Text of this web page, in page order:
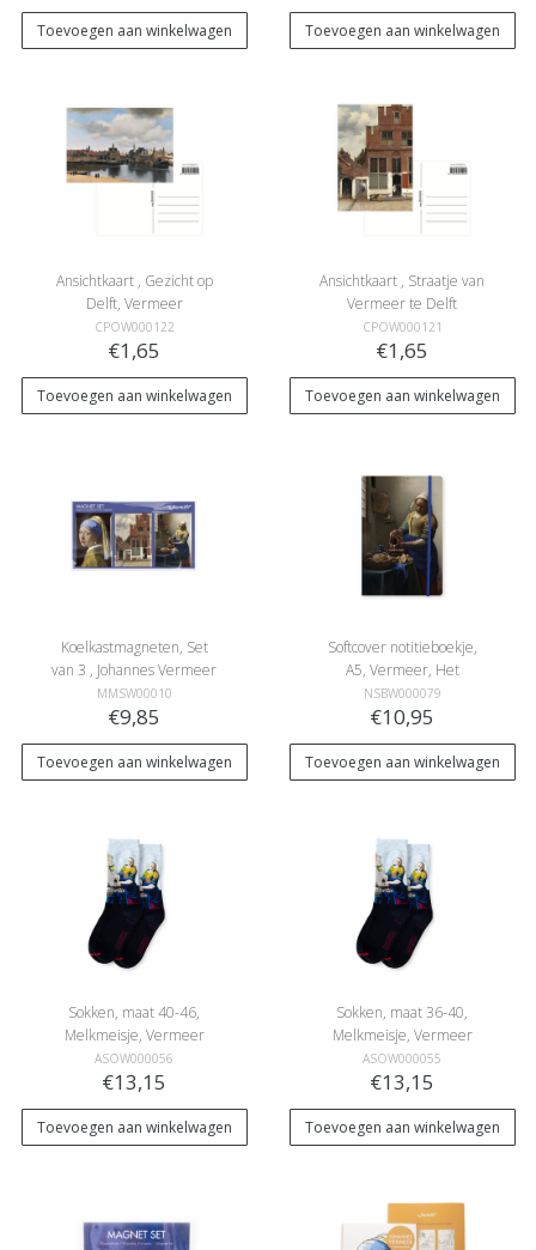
Toevoegen aan winkelwagen Toevoegen aan winkelwagen
Ansichtkaart , Gezicht op
Delft, Vermeer
CPOW000122
€1,65
Toevoegen aan winkelwagen
Ansichtkaart , Straatje van
Vermeer te Delft
CPOW000121
€1,65
Toevoegen aan winkelwagen
Koelkastmagneten, Set
van 3 , Johannes Vermeer
MMSW00010
€9,85
Toevoegen aan winkelwagen
Softcover notitieboekje,
A5, Vermeer, Het
Melkmeisje
NSBW000079
€10,95
Toevoegen aan winkelwagen
Sokken, maat 40-46,
Melkmeisje, Vermeer
ASOW000056
€13,15
Toevoegen aan winkelwagen
Sokken, maat 36-40,
Melkmeisje, Vermeer
ASOW000055
€13,15
Toevoegen aan winkelwagen